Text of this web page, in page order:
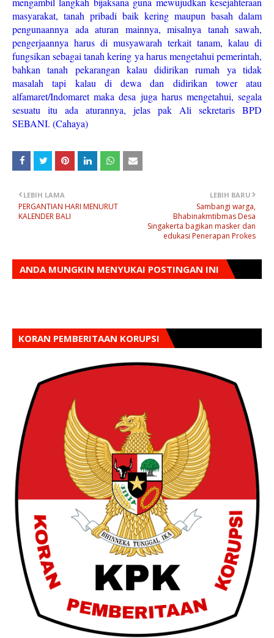
masyarakat, tanah pribadi baik kering maupun basah dalam
pengunaannya ada aturan mainnya, misalnya tanah sawah,
pengerjaannya harus di musyawarah terkait tanam, kalau di
fungsikan sebagai tanah kering ya harus mengetahui pemerintah,
bahkan tanah pekarangan kalau didirikan rumah ya tidak
masalah tapi kalau di dewa dan didirikan tower atau
alfamaret/Indomaret maka desa juga harus mengetahui, segala
sesuatu itu ada aturannya, jelas pak Ali sekretaris BPD
SEBANI. (Cahaya)
LEBIH BARU
Sambangi warga,
Bhabinakmtibmas Desa
Singakerta bagikan masker dan
edukasi Penerapan Prokes
LEBIH LAMA
PERGANTIAN HARI MENURUT
KALENDER BALI
ANDA MUNGKIN MENYUKAI POSTINGAN INI
KORAN PEMBERITAAN KORUPSI